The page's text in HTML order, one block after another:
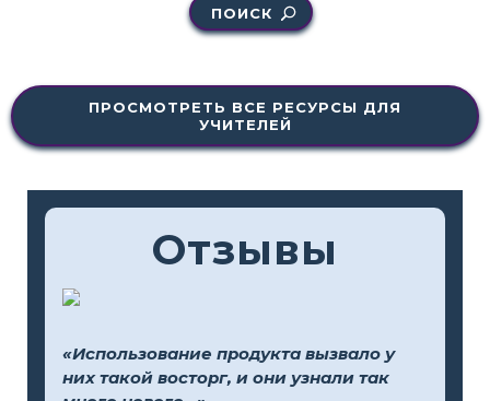
ПОИСК
ПРОСМОТРЕТЬ ВСЕ РЕСУРСЫ ДЛЯ
УЧИТЕЛЕЙ
Отзывы
«Использование продукта вызвало у
них такой восторг, и они узнали так